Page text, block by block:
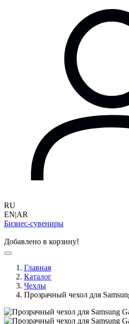
RU
EN|AR
Бизнес-сувениры
Добавлено в корзину!
Главная
Каталог
Чехлы
Прозрачный чехол для